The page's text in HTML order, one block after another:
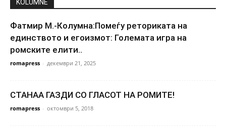
KOLUMNE
Фатмир М.-Колумна:Помеѓу реториката на
единството и егоизмот: Големата игра на
ромските елити..
romapress - декември 21, 2025
СТАНАА ГАЗДИ СО ГЛАСОТ НА РОМИТЕ!
romapress - октомври 5, 2018